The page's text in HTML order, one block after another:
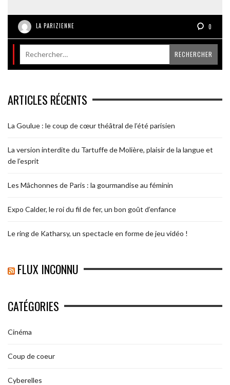
LA PARIZIENNE 0
ARTICLES RÉCENTS
La Goulue : le coup de cœur théâtral de l’été parisien
La version interdite du Tartuffe de Molière, plaisir de la langue et
de l’esprit
Les Mâchonnes de Paris : la gourmandise au féminin
Expo Calder, le roi du fil de fer, un bon goût d’enfance
Le ring de Katharsy, un spectacle en forme de jeu vidéo !
FLUX INCONNU
CATÉGORIES
Cinéma
Coup de coeur
Cyberelles